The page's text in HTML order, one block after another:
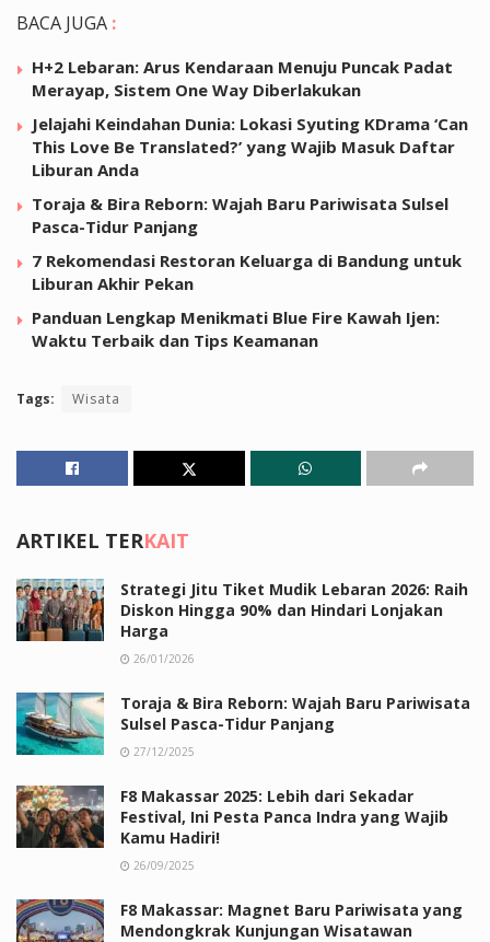
BACA JUGA :
H+2 Lebaran: Arus Kendaraan Menuju Puncak Padat
Merayap, Sistem One Way Diberlakukan
Jelajahi Keindahan Dunia: Lokasi Syuting KDrama ‘Can
This Love Be Translated?’ yang Wajib Masuk Daftar
Liburan Anda
Toraja & Bira Reborn: Wajah Baru Pariwisata Sulsel
Pasca-Tidur Panjang
7 Rekomendasi Restoran Keluarga di Bandung untuk
Liburan Akhir Pekan
Panduan Lengkap Menikmati Blue Fire Kawah Ijen:
Waktu Terbaik dan Tips Keamanan
Tags: Wisata
ARTIKEL TERKAIT
Strategi Jitu Tiket Mudik Lebaran 2026: Raih
Diskon Hingga 90% dan Hindari Lonjakan
Harga
26/01/2026
Toraja & Bira Reborn: Wajah Baru Pariwisata
Sulsel Pasca-Tidur Panjang
27/12/2025
F8 Makassar 2025: Lebih dari Sekadar
Festival, Ini Pesta Panca Indra yang Wajib
Kamu Hadiri!
26/09/2025
F8 Makassar: Magnet Baru Pariwisata yang
Mendongkrak Kunjungan Wisatawan